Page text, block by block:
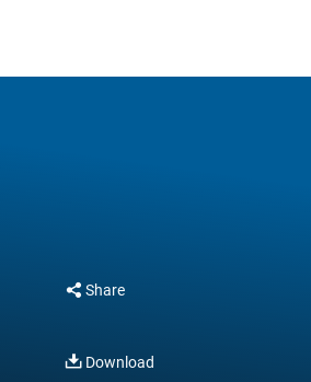
Share
Download